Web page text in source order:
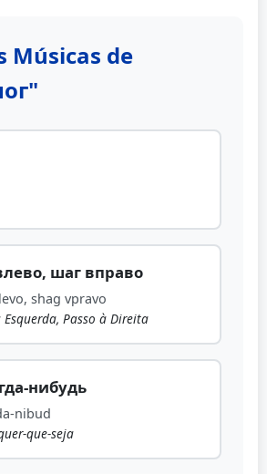
Músicas de
шаг вправо
shag vpravo
Esquerda, Passo à Direita
нибудь
nibud
que-seja